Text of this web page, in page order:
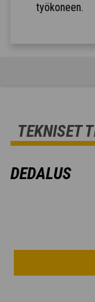
työkoneen.
TEKNISET
DEDALUS